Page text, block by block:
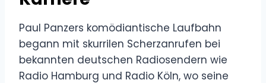
Paul Panzers komödiantische Laufbahn
begann mit skurrilen Scherzanrufen bei
bekannten deutschen Radiosendern wie
Radio Hamburg und Radio Köln, wo seine